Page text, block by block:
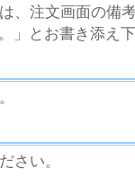
、注文画面の
」とお書き添え
さい。